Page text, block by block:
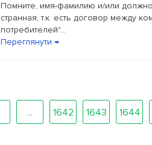
Помните, имя-фамилию и/или
странная, т.к. есть договор между
потребителей"...
Переглянути →
... 1642 1643 1644